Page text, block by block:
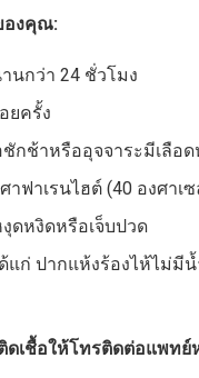
องคุณ:
นกว่า 24 ชั่วโมง
ยครั้ง
กช้าหรืออุจจาระมีเลือ
ฟาเรนไฮต์ (40 องศาเ
ดหงิดหรือเจ็บปวด
แก่ ปากแห้งร้องไห้ไม่มี
เชื้อให้โทรติดต่อแพท